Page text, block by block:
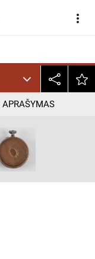
more_vert
APRAŠYMAS